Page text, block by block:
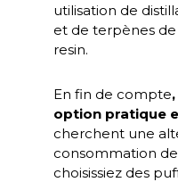
utilisation de
et de terpènes de
resin.
En fin de compte
option pratique
cherchent une
consommation
choisissiez des